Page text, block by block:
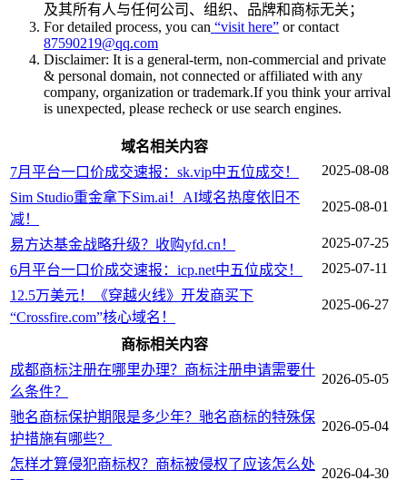
及其所有人与任何公司、组织、品牌和商标无关；
For detailed process, you can “visit here” or contact
87590219@qq.com
Disclaimer: It is a general-term, non-commercial and private
& personal domain, not connected or affiliated with any
company, organization or trademark.If you think your arrival
is unexpected, please recheck or use search engines.
域名相关内容
7月平台一口价成交速报：sk.vip中五位成交！
2025-08-08
Sim Studio重金拿下Sim.ai！AI域名热度依旧不
减！
2025-08-01
易方达基金战略升级？收购yfd.cn！
2025-07-25
6月平台一口价成交速报：icp.net中五位成交！
2025-07-11
12.5万美元！《穿越火线》开发商买下
“Crossfire.com”核心域名！
2025-06-27
商标相关内容
成都商标注册在哪里办理？商标注册申请需要什
么条件？
2026-05-05
驰名商标保护期限是多少年？驰名商标的特殊保
护措施有哪些？
2026-05-04
怎样才算侵犯商标权？商标被侵权了应该怎么处
2026-04-30